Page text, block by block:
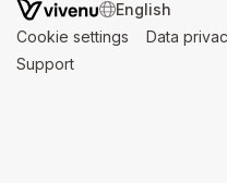
SWITCH
Cookie settings (opens in a
Data
Support